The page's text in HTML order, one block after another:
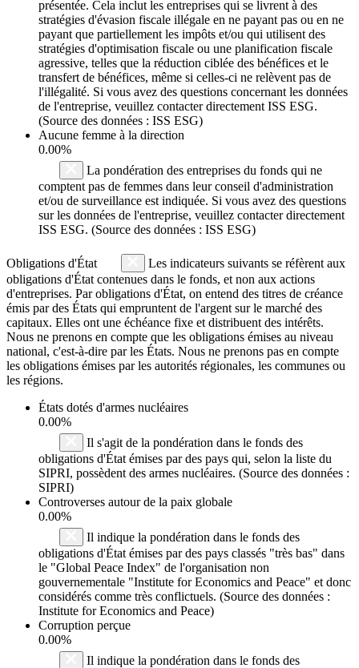
présentée. Cela inclut les entreprises qui se livrent à des
stratégies d'évasion fiscale illégale en ne payant pas ou en ne
payant que partiellement les impôts et/ou qui utilisent des
stratégies d'optimisation fiscale ou une planification fiscale
agressive, telles que la réduction ciblée des bénéfices et le
transfert de bénéfices, même si celles-ci ne relèvent pas de
l'illégalité. Si vous avez des questions concernant les données
de l'entreprise, veuillez contacter directement ISS ESG.
(Source des données : ISS ESG)
Aucune femme à la direction
0.00%
La pondération des entreprises du fonds qui ne
comptent pas de femmes dans leur conseil d'administration
et/ou de surveillance est indiquée. Si vous avez des questions
sur les données de l'entreprise, veuillez contacter directement
ISS ESG. (Source des données : ISS ESG)
Obligations d'État
Les indicateurs suivants se réfèrent aux
obligations d'État contenues dans le fonds, et non aux actions
d'entreprises. Par obligations d'État, on entend des titres de créance
émis par des États qui empruntent de l'argent sur le marché des
capitaux. Elles ont une échéance fixe et distribuent des intérêts.
Nous ne prenons en compte que les obligations émises au niveau
national, c'est-à-dire par les États. Nous ne prenons pas en compte
les obligations émises par les autorités régionales, les communes ou
les régions.
États dotés d'armes nucléaires
0.00%
Il s'agit de la pondération dans le fonds des
obligations d'État émises par des pays qui, selon la liste du
SIPRI, possèdent des armes nucléaires. (Source des données :
SIPRI)
Controverses autour de la paix globale
0.00%
Il indique la pondération dans le fonds des
obligations d'État émises par des pays classés "très bas" dans
le "Global Peace Index" de l'organisation non
gouvernementale "Institute for Economics and Peace" et donc
considérés comme très conflictuels. (Source des données :
Institute for Economics and Peace)
Corruption perçue
0.00%
Il indique la pondération dans le fonds des